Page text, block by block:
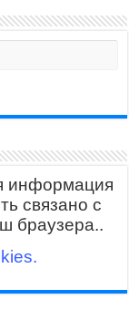
информация
связано с
браузера..